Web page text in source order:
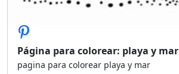
Página para colorear: playa y mar
pagina para colorear playa y mar